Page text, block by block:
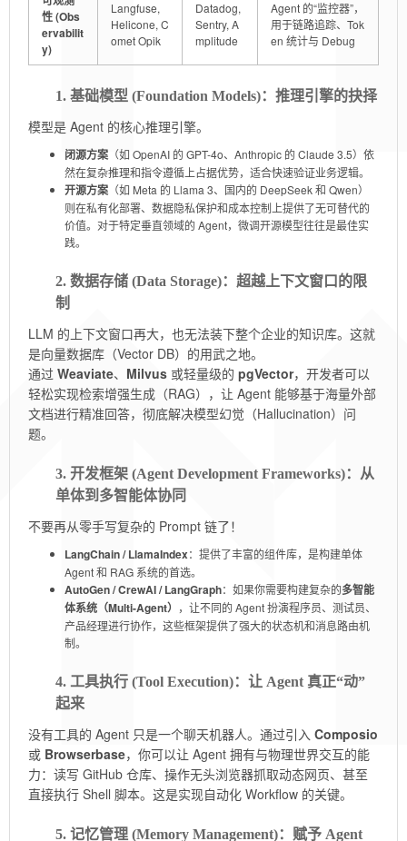
性 (Obs
ervabilit
y)
Langfuse,
Helicone, C
omet Opik
Datadog,
Sentry, A
mplitude
Agent 的“监控器”，
用于链路追踪、Tok
en 统计与 Debug
1. 基础模型 (Foundation Models)：推理引擎的抉择
模型是 Agent 的核心推理引擎。
闭源方案 （如 OpenAI 的 GPT-4o、Anthropic 的 Claude 3.5）依
然在复杂推理和指令遵循上占据优势，适合快速验证业务逻辑。
开源方案 （如 Meta 的 Llama 3、国内的 DeepSeek 和 Qwen）
则在私有化部署、数据隐私保护和成本控制上提供了无可替代的
价值。对于特定垂直领域的 Agent，微调开源模型往往是最佳实
践。
2. 数据存储 (Data Storage)：超越上下文窗口的限
制
LLM 的上下文窗口再大，也无法装下整个企业的知识库。这就
是向量数据库（Vector DB）的用武之地。
通过 Weaviate、 Milvus 或轻量级的 pgVector，开发者可以
轻松实现检索增强生成（RAG），让 Agent 能够基于海量外部
文档进行精准回答，彻底解决模型幻觉（Hallucination）问
题。
3. 开发框架 (Agent Development Frameworks)：从
单体到多智能体协同
不要再从零手写复杂的 Prompt 链了！
LangChain / LlamaIndex：提供了丰富的组件库，是构建单体
Agent 和 RAG 系统的首选。
AutoGen / CrewAI / LangGraph：如果你需要构建复杂的多智能
体系统（Multi-Agent） ，让不同的 Agent 扮演程序员、测试员、
产品经理进行协作，这些框架提供了强大的状态机和消息路由机
制。
4. 工具执行 (Tool Execution)：让 Agent 真正“动”
起来
没有工具的 Agent 只是一个聊天机器人。通过引入 Composio
或 Browserbase，你可以让 Agent 拥有与物理世界交互的能
力：读写 GitHub 仓库、操作无头浏览器抓取动态网页、甚至
直接执行 Shell 脚本。这是实现自动化 Workflow 的关键。
5. 记忆管理 (Memory Management)：赋予 Agent